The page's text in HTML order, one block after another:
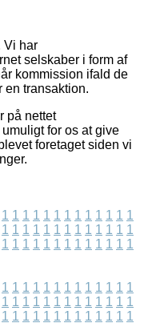
Vi har
selskaber i form af
kommission ifald de
en transaktion.
på nettet
for os at give
foretaget siden vi
1 1 1 1 1 1 1 1 1 1 1 1 1
1 1 1 1 1 1 1 1 1 1 1 1 1
1 1 1 1 1 1 1 1 1 1 1 1 1
1 1 1 1 1 1 1 1 1 1 1 1 1
1 1 1 1 1 1 1 1 1 1 1 1 1
1 1 1 1 1 1 1 1 1 1 1 1 1